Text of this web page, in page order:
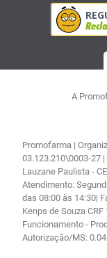
A
Promofarma |
03.123.210\0003-27
Lauzane Paulista -
Atendimento:
das 08:00 às 14:30|
Kenps de Souza
Funcionamento -
Autorização/MS: